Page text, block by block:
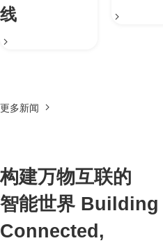
线
更多新闻
构建万物互联的
智能世界 Building
Connected,